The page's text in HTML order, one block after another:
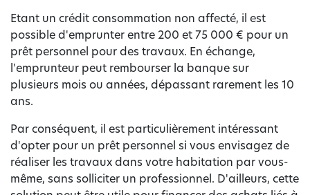
Etant un crédit consommation non affecté, il est
possible d'emprunter entre 200 et 75 000 € pour un
prêt personnel pour des travaux. En échange,
l'emprunteur peut rembourser la banque sur
plusieurs mois ou années, dépassant rarement les 10
ans.
Par conséquent, il est particulièrement intéressant
d'opter pour un prêt personnel si vous envisagez de
réaliser les travaux dans votre habitation par vous-
même, sans solliciter un professionnel. D'ailleurs, cette